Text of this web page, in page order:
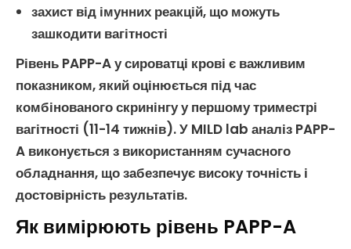
захист від імунних реакцій, що можуть
зашкодити вагітності
Рівень PAPP-Aу сироватці крові є важливим
показником, який оцінюється під час
комбінованого скринінгуу першому триместрі
вагітності (11-14 тижнів). У MILD lab аналіз PAPP-
A виконується з використанням сучасного
обладнання, що забезпечує високу точність і
достовірність результатів.
Як вимірюють рівень PAPP-A